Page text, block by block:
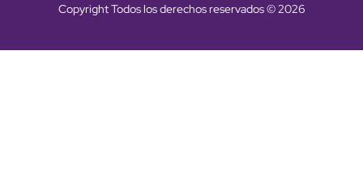
Copyright Todos los derechos reservados © 2026